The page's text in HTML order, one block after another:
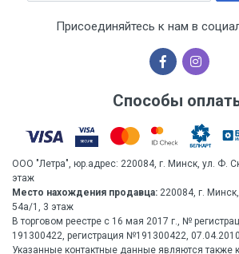
Присоединяйтесь к нам в
Способы
ООО "Летра", юр.адрес: 220084, г. Минск, ул. Ф.
этаж
Место нахождения продавца: 220084, г.
54а/1, 3 этаж
В торговом реестре с 16 мая 2017 г., №
191300422, регистрация №191300422,
Указанные контактные данные являются также